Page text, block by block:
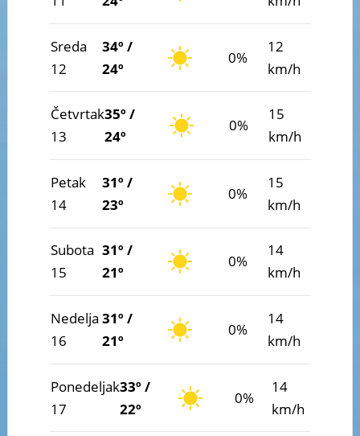
Sreda
12
34º /
24º
0%
12
km/h
Četvrtak
13
35º /
24º
0%
15
km/h
Petak
14
31º /
23º
0%
15
km/h
Subota
15
31º /
21º
0%
14
km/h
Nedelja
16
31º /
21º
0%
14
km/h
Ponedeljak
17
33º /
22º
0%
14
km/h